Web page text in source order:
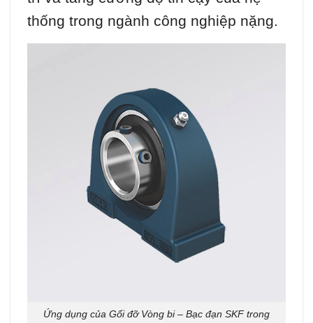
thống trong ngành công nghiệp nặng.
Ứng dụng của Gối đỡ Vòng bi – Bạc đạn SKF trong